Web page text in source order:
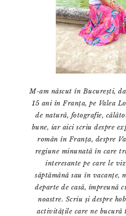
M-am născut în București,
15 ani în Franța, pe Valea
de natură, fotografie,
bune, iar aici scriu despre
român în Franța, despre
regiune minunată în care
interesante pe care le
săptămână sau în vacanțe,
departe de casă, împreună
noastre. Scriu și despre
activitățile care ne bucură